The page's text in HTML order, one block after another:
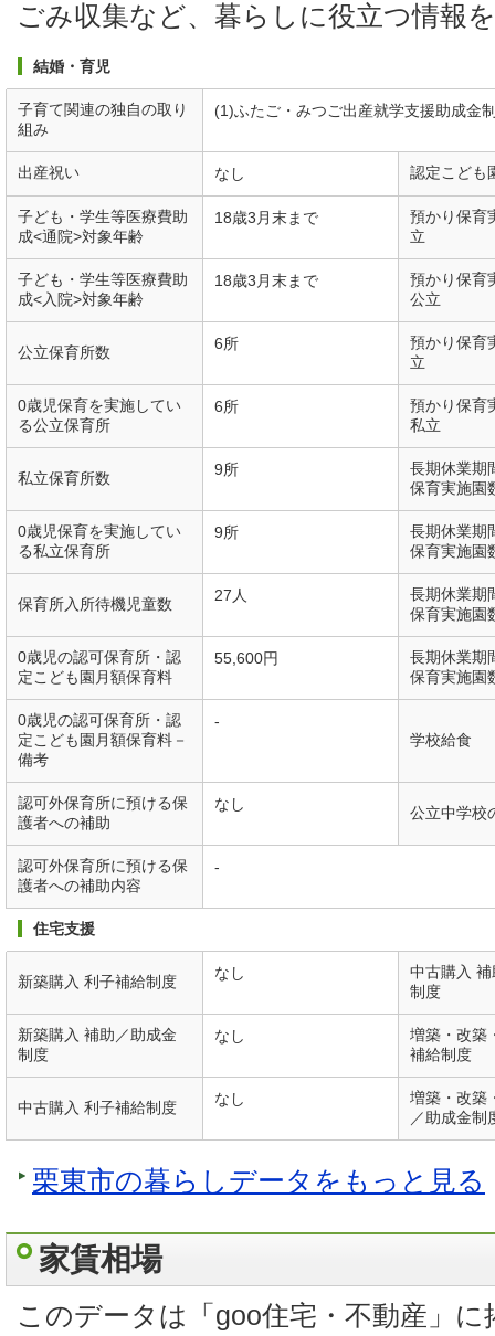
ごみ収集など、暮らしに役立つ情報
結婚・育児
子育て関連の独自の取り
組み
(1)ふたご・みつご出産就学支援助成金
出産祝い なし 認定こども
子ども・学生等医療費助
成<通院>対象年齢
18歳3月末まで
預かり保育
立
子ども・学生等医療費助
成<入院>対象年齢
18歳3月末まで
預かり保育
公立
公立保育所数 6所
預かり保育
立
0歳児保育を実施してい
る公立保育所
6所
預かり保育
私立
私立保育所数 9所
長期休業期
保育実施園
0歳児保育を実施してい
る私立保育所
9所
長期休業期
保育実施園
保育所入所待機児童数 27人
長期休業期
保育実施園
0歳児の認可保育所・認
定こども園月額保育料
55,600円
長期休業期
保育実施園
0歳児の認可保育所・認
定こども園月額保育料－
備考
-
学校給食
認可外保育所に預ける保
護者への補助
なし 公立中学校
認可外保育所に預ける保
護者への補助内容
-
住宅支援
新築購入 利子補給制度 なし
中古購入
制度
新築購入 補助／助成金
制度
なし
増築・改築
補給制度
中古購入 利子補給制度 なし
増築・改築
／助成金制
栗東市の暮らしデータをもっと見る
家賃相場
このデータは「goo住宅・不動産」